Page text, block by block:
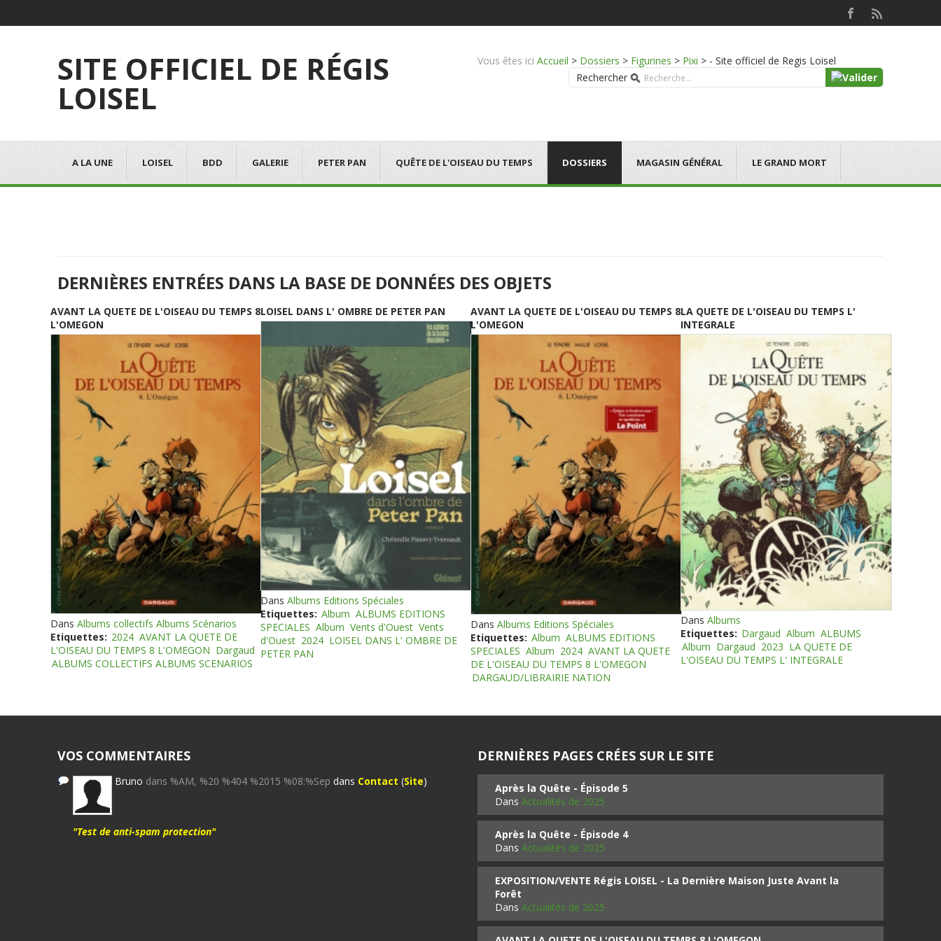
SITE OFFICIEL DE RÉGIS
LOISEL
Vous êtes ici Accueil > Dossiers > Figurines > Pixi > - Site officiel de Regis Loisel
Rechercher
A LA UNE LOISEL BDD GALERIE PETER PAN QUÊTE DE L'OISEAU DU TEMPS DOSSIERS MAGASIN GÉNÉRAL LE GRAND MORT
DERNIÈRES ENTRÉES DANS LA BASE DE DONNÉES DES OBJETS
AVANT LA QUETE DE L'OISEAU DU TEMPS 8
L'OMEGON
Dans Albums collectifs Albums Scénarios
Etiquettes: 2024 AVANT LA QUETE DE
L'OISEAU DU TEMPS 8 L'OMEGON Dargaud
ALBUMS COLLECTIFS ALBUMS SCENARIOS
LOISEL DANS L' OMBRE DE PETER PAN
Dans Albums Editions Spéciales
Etiquettes: Album ALBUMS EDITIONS
SPECIALES Album Vents d'Ouest Vents
d'Ouest 2024 LOISEL DANS L' OMBRE DE
PETER PAN
AVANT LA QUETE DE L'OISEAU DU TEMPS 8
L'OMEGON
Dans Albums Editions Spéciales
Etiquettes: Album ALBUMS EDITIONS
SPECIALES Album 2024 AVANT LA QUETE
DE L'OISEAU DU TEMPS 8 L'OMEGON
DARGAUD/LIBRAIRIE NATION
LA QUETE DE L'OISEAU DU TEMPS L'
INTEGRALE
Dans Albums
Etiquettes: Dargaud Album ALBUMS
Album Dargaud 2023 LA QUETE DE
L'OISEAU DU TEMPS L' INTEGRALE
VOS COMMENTAIRES
Bruno dans %AM, %20 %404 %2015 %08:%Sep dans Contact (Site)
"Test de anti-spam protection"
DERNIÈRES PAGES CRÉES SUR LE SITE
Après la Quête - Épisode 5
Dans Actualités de 2025
Après la Quête - Épisode 4
Dans Actualités de 2025
EXPOSITION/VENTE Régis LOISEL - La Dernière Maison Juste Avant la
Forêt
Dans Actualités de 2025